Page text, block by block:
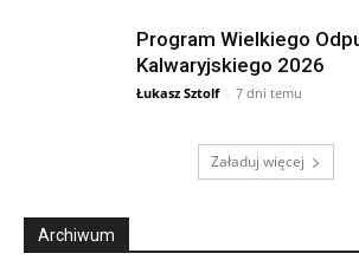
Program Wielkiego
Kalwaryjskiego 2026
Łukasz Sztolf - 7 dni temu
Załaduj więcej
Archiwum